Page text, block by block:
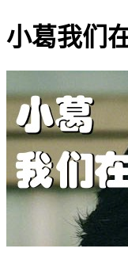
小葛我们